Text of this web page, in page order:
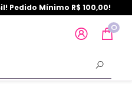
Pedido Mínimo R$ 100,00!
0